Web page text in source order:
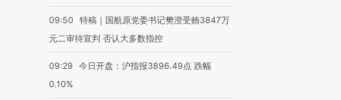
09:50
特稿｜国航原党委书记樊澄受贿3847万
元二审待宣判 否认大多数指控
09:29
今日开盘：沪指报3896.49点 跌幅
0.10%